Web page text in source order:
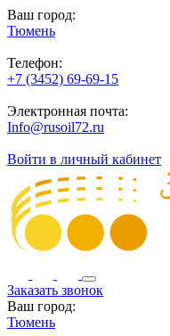
Ваш город:
Тюмень
Телефон:
+7 (3452) 69-69-15
Электронная почта:
Info@rusoil72.ru
Войти в личный кабинет
Заказать звонок
Ваш город:
Тюмень